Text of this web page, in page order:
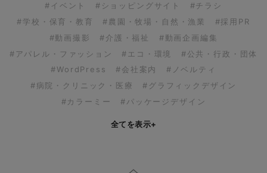
#イベント
#ショッピングサイト
#チラシ
#学校・保育・教育
#農園・牧場・自然・漁業
#採用PR
#動画撮影
#介護・福祉
#動画企画編集
#アパレル・ファッション
#エコ・環境
#公共・行政・団体
#WordPress
#会社案内
#ノベルティ
#病院・クリニック・医療
#グラフィックデザイン
#カラーミー
#パッケージデザイン
全てを表示+